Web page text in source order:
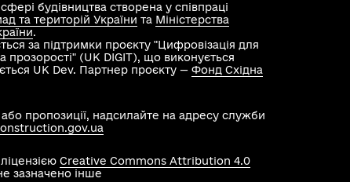
будівництва створена у співпраці
та територій України та Міністерства
.
за підтримки проєкту "Цифровізація для
прозорості" (UK DIGIT), що виконується
UK Dev. Партнер проєкту — Фонд Східна
пропозиції, надсилайте на адресу служби
Creative Commons Attribution 4.0
зазначено інше